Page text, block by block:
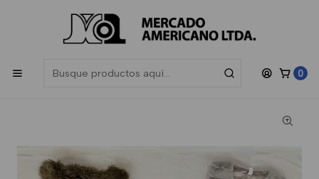
0
Las compras sobre $200.000 participan en el sorteo de una
Card de $50.000
, sorteamos todos los meses.